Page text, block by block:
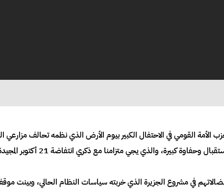
مع ذكري انتفاضة 21 أكتوبر المجيدة والمؤتمر الرابع لتحالف مزارعي الجزيرة والمناقل.
في مشروع الجزيرة الذي خربته سياسات النظام الحالي، وبينت